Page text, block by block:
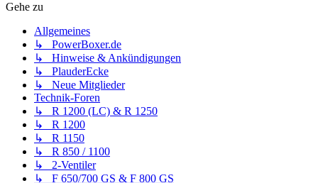
Gehe zu
Allgemeines
↳ PowerBoxer.de
↳ Hinweise & Ankündigungen
↳ PlauderEcke
↳ Neue Mitglieder
Technik-Foren
↳ R 1200 (LC) & R 1250
↳ R 1200
↳ R 1150
↳ R 850 / 1100
↳ 2-Ventiler
↳ F 650/700 GS & F 800 GS